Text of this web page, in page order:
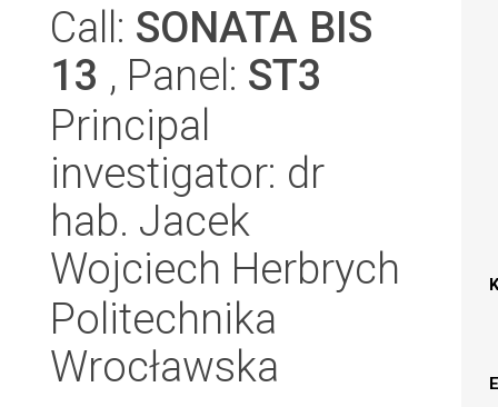
Call: SONATA BIS
13 , Panel: ST3
Principal
investigator: dr
hab. Jacek
Wojciech Herbrych
Politechnika
Wrocławska